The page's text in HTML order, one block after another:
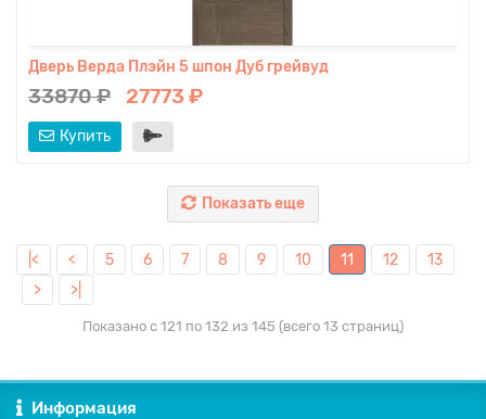
Дверь Верда Плэйн 5 шпон Дуб грейвуд
33870 ₽ 27773 ₽
Купить
Показать еще
|< < 5 6 7 8 9 10 11 12
13
>
>|
Показано с 121 по 132 из 145 (всего 13 страниц)
Информация